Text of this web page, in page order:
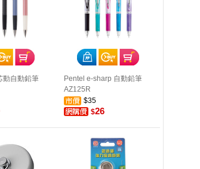
動自動鉛筆
Pentel e-sharp 自動鉛筆
AZ125R
$35
$26